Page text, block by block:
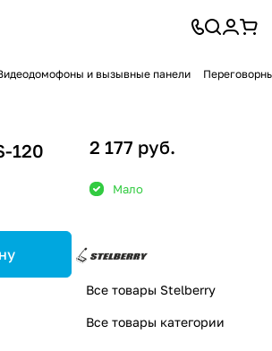
и вызывные панели
120
2 177 руб.
Мало
Все товары Stelberry
Все товары категории